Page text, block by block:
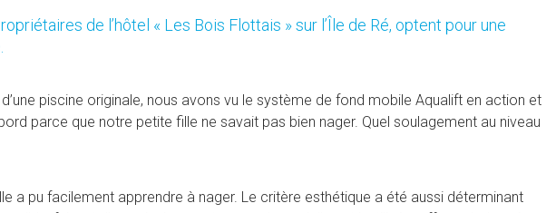
de l’hôtel « Les Bois Flottais » sur l’Île de Ré, optent pour une
piscine originale, nous avons vu le système de fond mobile Aqualift en action et
parce que notre petite fille ne savait pas bien nager. Quel soulagement au niveau
a pu facilement apprendre à nager. Le critère esthétique a été aussi déterminant